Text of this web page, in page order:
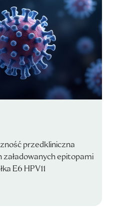
przedkliniczna
epitopami
E6 HPV11